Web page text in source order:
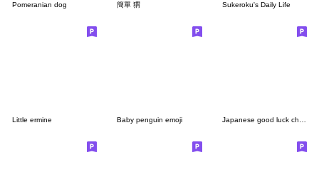
Pomeranian dog 簡單 猬 Sukeroku's Daily Life
Little ermine Baby penguin emoji